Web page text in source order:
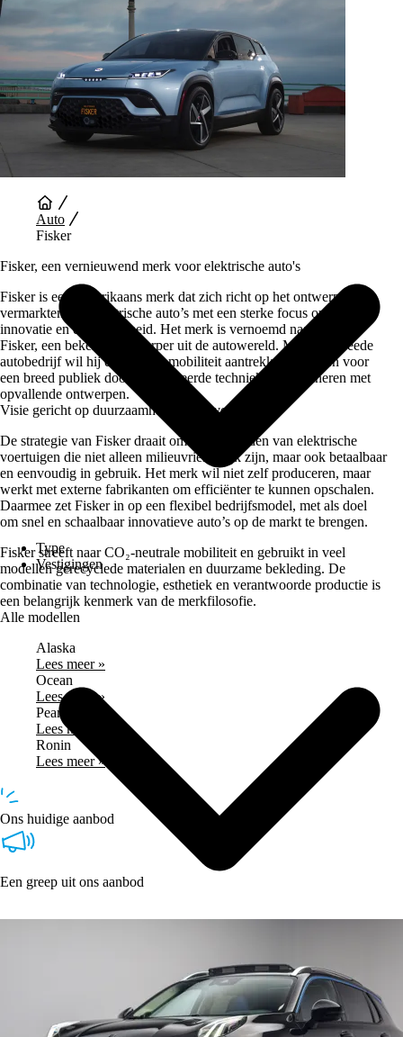
Type
Vestigingen
Auto
Fisker
Fisker, een vernieuwend merk voor elektrische auto's
Fisker is een Amerikaans merk dat zich richt op het ontwerpen en
vermarkten van elektrische auto’s met een sterke focus op design,
innovatie en duurzaamheid. Het merk is vernoemd naar Henrik
Fisker, een bekende ontwerper uit de autowereld. Met zijn tweede
autobedrijf wil hij elektrische mobiliteit aantrekkelijk maken voor
een breed publiek door geavanceerde techniek te combineren met
opvallende ontwerpen.
Visie gericht op duurzaamheid en eenvoud
De strategie van Fisker draait om het aanbieden van elektrische
voertuigen die niet alleen milieuvriendelijk zijn, maar ook betaalbaar
en eenvoudig in gebruik. Het merk wil niet zelf produceren, maar
werkt met externe fabrikanten om efficiënter te kunnen opschalen.
Daarmee zet Fisker in op een flexibel bedrijfsmodel, met als doel
om snel en schaalbaar innovatieve auto’s op de markt te brengen.
Fisker streeft naar CO₂-neutrale mobiliteit en gebruikt in veel
modellen gerecyclede materialen en duurzame bekleding. De
combinatie van technologie, esthetiek en verantwoorde productie is
een belangrijk kenmerk van de merkfilosofie.
Alle modellen
Alaska
Lees meer »
Ocean
Lees meer »
Pear
Lees meer »
Ronin
Lees meer »
Ons huidige aanbod
Een greep uit ons aanbod